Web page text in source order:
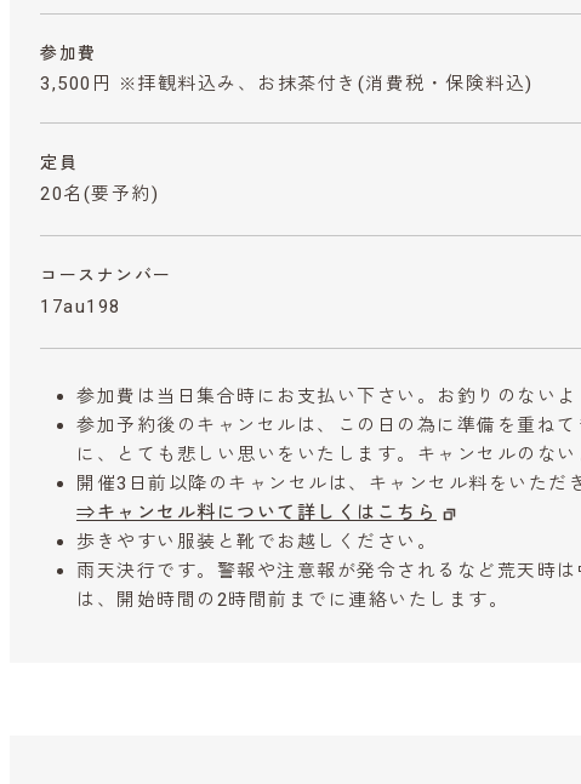
参加費
3,500円 ※拝観料込み、お抹茶付き (消費税・保険料込)
定員
20名(要予約)
コースナンバー
17au198
参加費は当日集合時にお支払い下さい。お釣りのないよ
参加予約後のキャンセルは、この日の為に準備を重ね
に、とても悲しい思いをいたします。キャンセルのない
開催3日前以降のキャンセルは、キャンセル料をいただ
⇒キャンセル料について詳しくはこちら
歩きやすい服装と靴でお越しください。
雨天決行です。警報や注意報が発令されるなど荒天時
は、開始時間の2時間前までに連絡いたします。